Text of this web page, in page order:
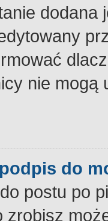
dodana
nie
do
postu po
zrobisz